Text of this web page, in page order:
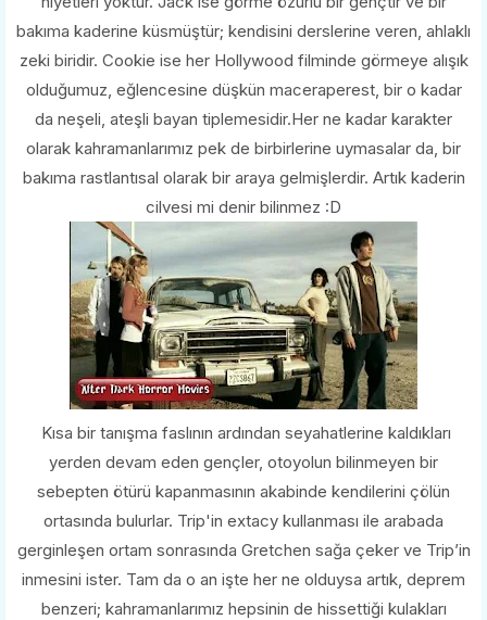
bakıma kaderine küsmüştür; kendisini derslerine veren, ahlaklı
zeki biridir. Cookie ise her Hollywood filminde görmeye alışık
olduğumuz, eğlencesine düşkün maceraperest, bir o kadar
da neşeli, ateşli bayan tiplemesidir.Her ne kadar karakter
olarak kahramanlarımız pek de birbirlerine uymasalar da, bir
bakıma rastlantısal olarak bir araya gelmişlerdir. Artık kaderin
cilvesi mi denir bilinmez :D
Kısa bir tanışma faslının ardından seyahatlerine kaldıkları
yerden devam eden gençler, otoyolun bilinmeyen bir
sebepten ötürü kapanmasının akabinde kendilerini çölün
ortasında bulurlar. Trip'in extacy kullanması ile arabada
gerginleşen ortam sonrasında Gretchen sağa çeker ve Trip’in
inmesini ister. Tam da o an işte her ne olduysa artık, deprem
benzeri; kahramanlarımız hepsinin de hissettiği kulakları